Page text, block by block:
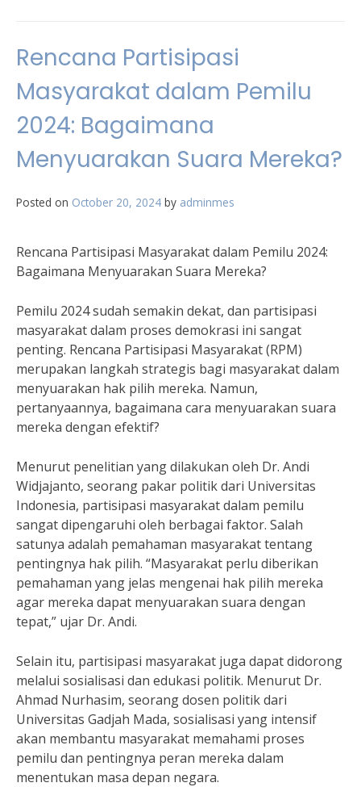
Rencana Partisipasi
Masyarakat dalam Pemilu
2024: Bagaimana
Menyuarakan Suara Mereka?
Posted on October 20, 2024 by adminmes
Rencana Partisipasi Masyarakat dalam Pemilu 2024:
Bagaimana Menyuarakan Suara Mereka?
Pemilu 2024 sudah semakin dekat, dan partisipasi
masyarakat dalam proses demokrasi ini sangat
penting. Rencana Partisipasi Masyarakat (RPM)
merupakan langkah strategis bagi masyarakat dalam
menyuarakan hak pilih mereka. Namun,
pertanyaannya, bagaimana cara menyuarakan suara
mereka dengan efektif?
Menurut penelitian yang dilakukan oleh Dr. Andi
Widjajanto, seorang pakar politik dari Universitas
Indonesia, partisipasi masyarakat dalam pemilu
sangat dipengaruhi oleh berbagai faktor. Salah
satunya adalah pemahaman masyarakat tentang
pentingnya hak pilih. “Masyarakat perlu diberikan
pemahaman yang jelas mengenai hak pilih mereka
agar mereka dapat menyuarakan suara dengan
tepat,” ujar Dr. Andi.
Selain itu, partisipasi masyarakat juga dapat didorong
melalui sosialisasi dan edukasi politik. Menurut Dr.
Ahmad Nurhasim, seorang dosen politik dari
Universitas Gadjah Mada, sosialisasi yang intensif
akan membantu masyarakat memahami proses
pemilu dan pentingnya peran mereka dalam
menentukan masa depan negara.